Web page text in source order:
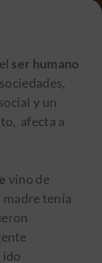
ser humano
y un
afecta a
vino de
madre tenía
ido